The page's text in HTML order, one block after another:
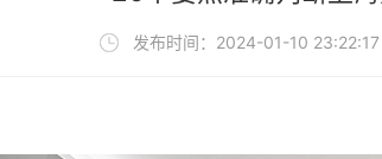
发布时间：2024-01-10 23:22:17